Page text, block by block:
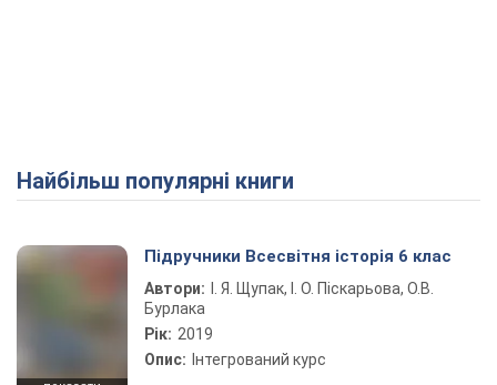
Найбільш популярні книги
Підручники Всесвітня історія 6 клас
Автори:
І. Я. Щупак, І. О. Піскарьова, О.В.
Бурлака
Рік: 2019
Опис: Інтегрований курс